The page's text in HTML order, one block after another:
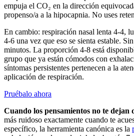
empuja el CO₂ en la dirección
propenso/a a la hipocapnia. No uses
En cambio: respiración nasal lenta 4-4,
4-6 una vez que eso se sienta estable.
minutos. La proporción 4-8 está
grupo que ya están cómodos con
síntomas persistentes pertenecen a la
aplicación de respiración.
Pruébalo ahora
Cuando los pensamientos no te dejan
más ruidoso exactamente cuando te
específico, la herramienta canónica es la